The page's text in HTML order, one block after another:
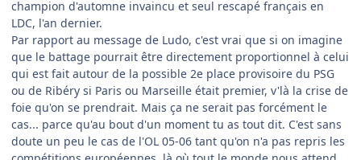
champion d'automne invaincu et seul rescapé français en
LDC, l'an dernier.
Par rapport au message de Ludo, c'est vrai que si on imagine
que le battage pourrait être directement proportionnel à celui
qui est fait autour de la possible 2e place provisoire du PSG
ou de Ribéry si Paris ou Marseille était premier, v'là la crise de
foie qu'on se prendrait. Mais ça ne serait pas forcément le
cas... parce qu'au bout d'un moment tu as tout dit. C'est sans
doute un peu le cas de l'OL 05-06 tant qu'on n'a pas repris les